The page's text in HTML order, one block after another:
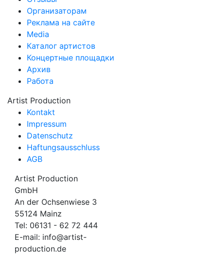
Организаторам
Реклама на сайте
Media
Каталог артистов
Концертные площадки
Архив
Работа
Artist Production
Kontakt
Impressum
Datenschutz
Haftungsausschluss
AGB
Artist Production
GmbH
An der Ochsenwiese 3
55124 Mainz
Tel: 06131 - 62 72 444
E-mail: info@artist-
production.de